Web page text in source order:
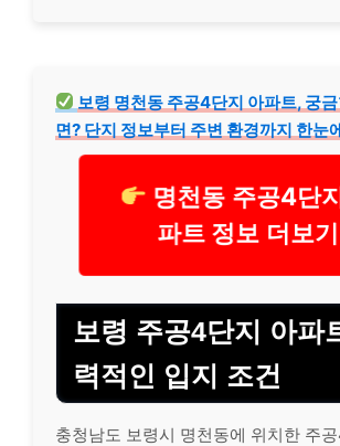
보령 명천동 주공4단지 아파트, 궁
면? 단지 정보부터 주변 환경까지 한눈
명천동 주공4단
파트 정보 더보기
보령 주공4단지 아파
력적인 입지 조건
충청남도 보령시 명천동에 위치한 주